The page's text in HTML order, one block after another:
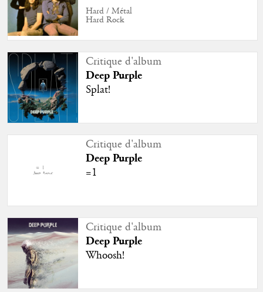
Hard / Métal
Hard Rock
Critique d'album
Deep Purple
Splat!
Critique d'album
Deep Purple
=1
Critique d'album
Deep Purple
Whoosh!